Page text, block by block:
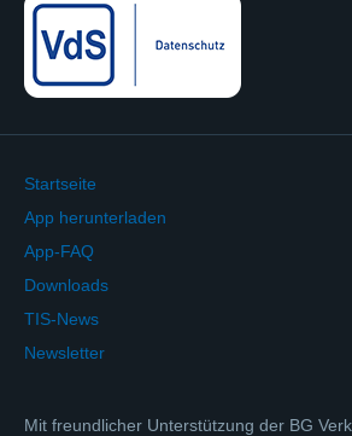
Startseite
App herunterladen
App-FAQ
Downloads
TIS-News
Newsletter
Mit freundlicher Unterstützung der BG